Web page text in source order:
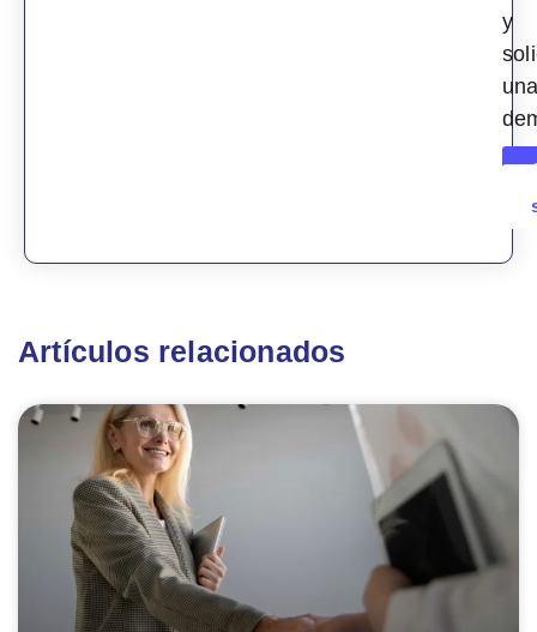
y
Artículos relacionados